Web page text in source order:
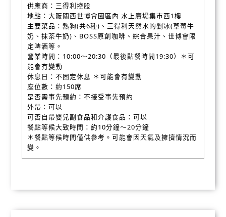
供應商：三得利控股
地點：大阪關西世博會園區內 水上廣場集市西1樓
主要菜品：熱狗(共6種)、三得利天然水的剉冰(草莓牛
奶、抹茶牛奶)、BOSS原創咖啡、綜合果汁、世博會限
定啤酒等。
營業時間：10:00～20:30（最後點餐時間19:30）＊可
能會有變動
休息日：不固定休息 ＊可能會有變動
座位數：約150席
是否需事先預約：不接受事先預約
外帶：可以
可否自帶嬰兒副食品和介護食品：可以
餐點等候大致時間：約10分鐘～20分鐘
＊餐點等候時間僅供參考。可能會因天氣及擁擠情況而
變。